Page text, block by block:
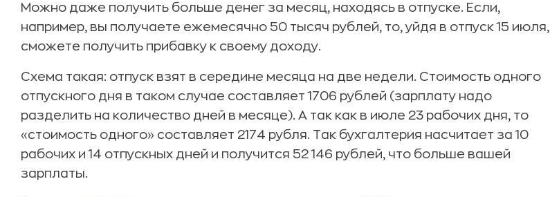
Можно даже получить больше денег за месяц, находясь в отпуске. Если,
например, вы получаете ежемесячно 50 тысяч рублей, то, уйдя в отпуск 15 июля,
сможете получить прибавку к своему доходу.
Схема такая: отпуск взят в середине месяца на две недели. Стоимость одного
отпускного дня в таком случае составляет 1706 рублей (зарплату надо
разделить на количество дней в месяце). А так как в июле 23 рабочих дня, то
«стоимость одного» составляет 2174 рубля. Так бухгалтерия насчитает за 10
рабочих и 14 отпускных дней и получится 52 146 рублей, что больше вашей
зарплаты.